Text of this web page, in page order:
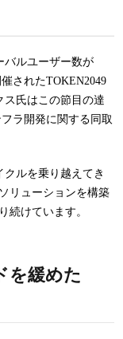
バルユーザー数が
されたTOKEN2049
ス氏はこの節目の達
ラ開発に関する同取
クルを乗り越えてき
リューションを構築
続けています。
を緩めた